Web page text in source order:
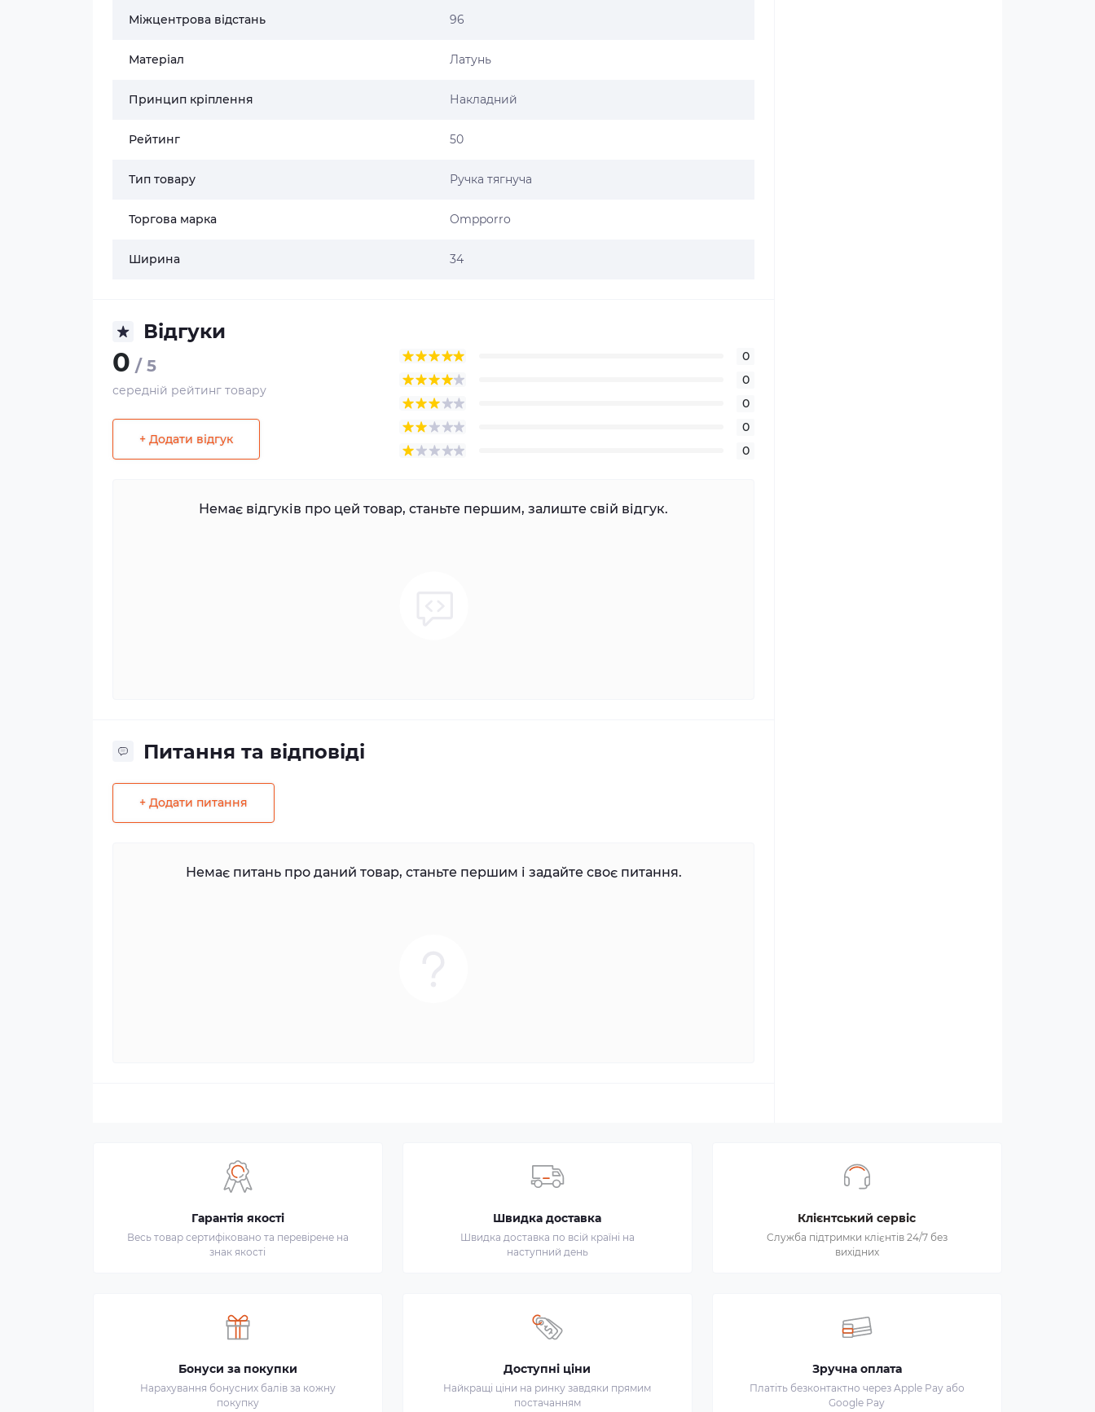
Міжцентрова відстань 96
Матеріал Латунь
Принцип кріплення Накладний
Рейтинг 50
Тип товару Ручка тягнуча
Торгова марка Ompporro
Ширина 34
Відгуки
0 / 5
середній рейтинг товару
+ Додати відгук
0
0
0
0
0
Немає відгуків про цей товар, станьте першим, залиште свій відгук.
Питання та відповіді
+ Додати питання
Немає питань про даний товар, станьте першим і задайте своє питання.
Гарантія якості
Весь товар сертифіковано та перевірене на
знак якості
Швидка доставка
Швидка доставка по всій країні на
наступний день
Клієнтський сервіс
Служба підтримки клієнтів 24/7 без
вихідних
Бонуси за покупки
Нарахування бонусних балів за кожну
покупку
Доступні ціни
Найкращі ціни на ринку завдяки прямим
постачанням
Зручна оплата
Платіть безконтактно через Apple Pay або
Google Pay